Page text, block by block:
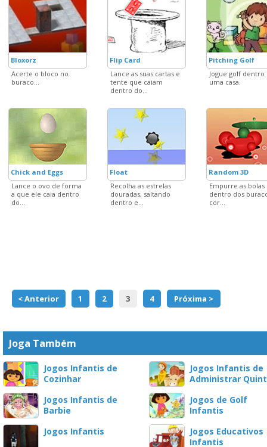
Bloxorz
Acerte o bloco no
buraco...
Flip Card
Lance as suas cartas e
tente que caiam
dentro do...
Pitching Golf
Jogue golf dentro
uma casa.
Chick and Eggs
Lance o ovo de forma
a que ele caia dentro
do...
Float
Recolha as estrelas
douradas, saltando
dentro e...
Random 3D
Empurre as bolas
dentro dos
cor...
< Anterior 1 2 3 4 Próxima >
Joga Também
Jogos Infantis de
Cozinhar
Jogos Infantis de
Administrar
Jogos Infantis de
Barbie
Jogos de Golf
Infantis
Jogos Infantis
Jogos Educativos
Infantis